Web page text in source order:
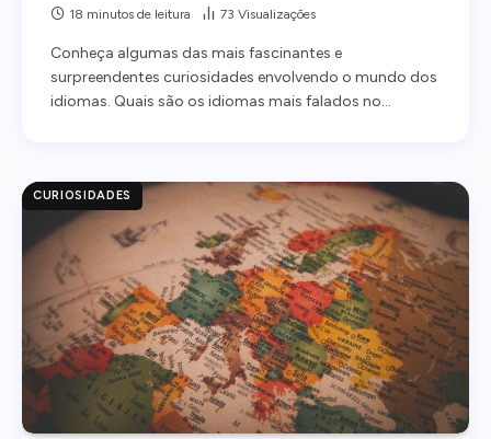
18 minutos de leitura 73 Visualizações
Conheça algumas das mais fascinantes e
surpreendentes curiosidades envolvendo o mundo dos
idiomas. Quais são os idiomas mais falados no…
CURIOSIDADES